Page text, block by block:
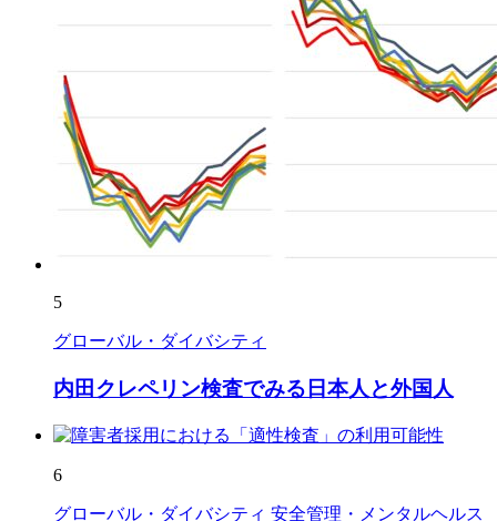
5
グローバル・ダイバシティ
内田クレペリン検査でみる日本人と外国人
6
グローバル・ダイバシティ 安全管理・メンタルヘルス